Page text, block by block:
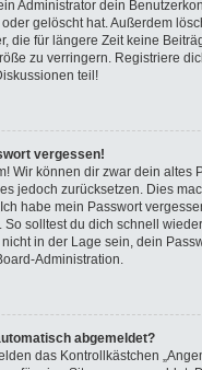
Administrator dein
gelöscht hat. Außerdem
die für längere Zeit keine
zu verringern. Registriere
teil!
vergessen!
Wir können dir zwar dein altes
jedoch zurücksetzen. Dies
habe mein Passwort
So solltest du dich schnell
in der Lage sein, dein
Administration.
abgemeldet?
das Kontrollkästchen